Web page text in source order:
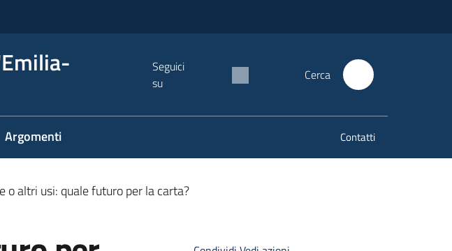
Seguici
su
Cerca
Argomenti Contatti
o altri usi: quale futuro per la carta?